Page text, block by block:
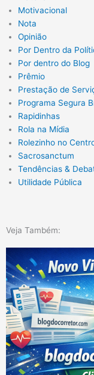
Motivacional
Nota
Opinião
Por Dentro da
Por dentro do Blog
Prêmio
Prestação de
Programa Segura
Rapidinhas
Rola na Mídia
Rolezinho no
Sacrosanctum
Tendências &
Utilidade Pública
Veja Também: